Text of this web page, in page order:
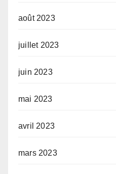
août 2023
juillet 2023
juin 2023
mai 2023
avril 2023
mars 2023